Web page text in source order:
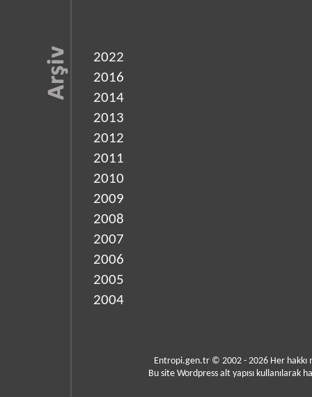
2022
2016
2014
2013
2012
2011
2010
2009
2008
2007
2006
2005
2004
Entropi.gen.tr © 2002 - 2026 Her hakkı
Bu site Wordpress alt yapısı kullanılarak